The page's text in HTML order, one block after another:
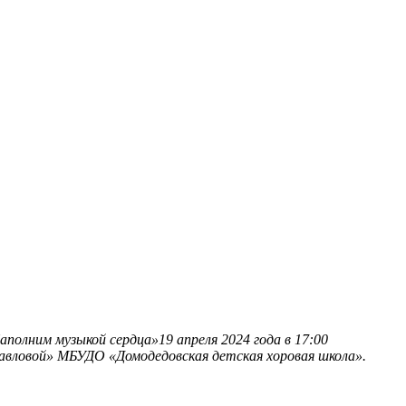
музыкой сердца»19 апреля 2024 года в 17:00
МБУДО «Домодедовская детская хоровая школа».